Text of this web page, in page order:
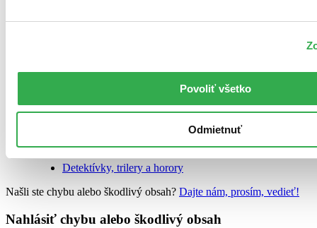
Povoliť všetko
Odmietnuť
Knihy
Detektívky, trilery a horory
Našli ste chybu alebo škodlivý obsah? Dajte nám, prosím, vedieť!
Nahlásiť chybu alebo škodlivý obsah